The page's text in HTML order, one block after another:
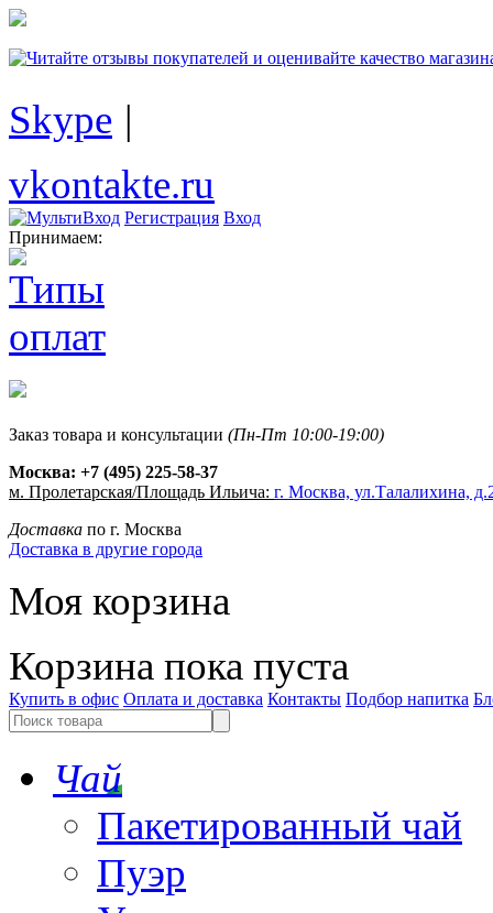
Skype |
vkontakte.ru
Регистрация Вход
Принимаем:
Заказ товара и консультации (Пн-Пт 10:00-19:00)
Москва: +7 (495) 225-58-37
м. Пролетарская/Площадь Ильича: г. Москва, ул.Талалихина,
Доставка по г. Москва
Доставка в другие города
Моя корзина
Корзина пока пуста
Купить в офис Оплата и доставка Контакты Подбор напитка
Чай
Пакетированный чай
Пуэр